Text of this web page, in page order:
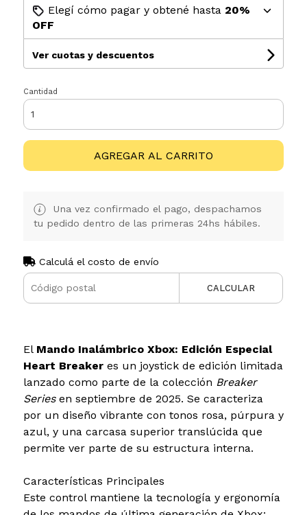
Elegí cómo pagar y obtené hasta 20%
OFF
Ver cuotas y descuentos
Cantidad
AGREGAR AL CARRITO
Una vez confirmado el pago, despachamos
tu pedido dentro de las primeras 24hs hábiles.
Calculá el costo de envío
CALCULAR
El Mando Inalámbrico Xbox: Edición Especial
Heart Breakeres un joystick de edición limitada
lanzado como parte de la colección Breaker
Seriesen septiembre de 2025. Se caracteriza
por un diseño vibrante con tonos rosa, púrpura y
azul, y una carcasa superior translúcida que
permite ver parte de su estructura interna.
Características Principales
Este control mantiene la tecnología y ergonomía